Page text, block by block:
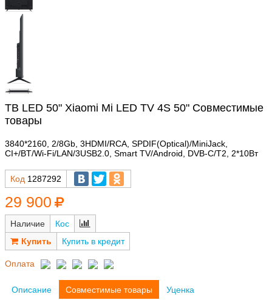
ТВ LED 50" Xiaomi Mi LED TV 4S 50" Совместимые
товары
3840*2160, 2/8Gb, 3HDMI/RCA, SPDIF(Optical)/MiniJack,
CI+/BT/Wi-Fi/LAN/3USB2.0, Smart TV/Android, DVB-C/T2, 2*10Вт
Код 1287292
29 900
Наличие
Кос
Купить в кредит
Оплата
Описание Совместимые товары
Уценка